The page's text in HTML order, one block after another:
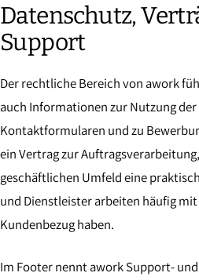
Datenschutz,
Support
Der rechtliche Bereich von awork
auch Informationen zur Nutzung
Kontaktformularen und zu
ein Vertrag zur
geschäftlichen Umfeld eine
und Dienstleister arbeiten häufig
Kundenbezug haben.
Im Footer nennt awork Support-